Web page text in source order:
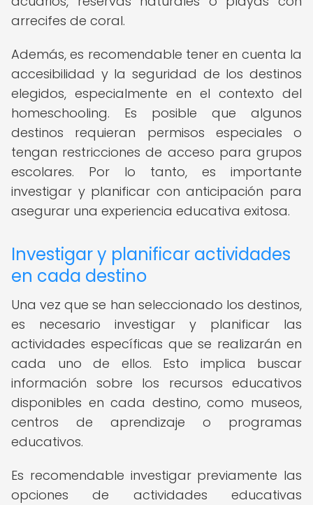
arrecifes de coral.
Además, es recomendable tener en cuenta la
accesibilidad y la seguridad de los destinos
elegidos, especialmente en el contexto del
homeschooling. Es posible que algunos
destinos requieran permisos especiales o
tengan restricciones de acceso para grupos
escolares. Por lo tanto, es importante
investigar y planificar con anticipación para
asegurar una experiencia educativa exitosa.
Investigar y planificar actividades
en cada destino
Una vez que se han seleccionado los destinos,
es necesario investigar y planificar las
actividades específicas que se realizarán en
cada uno de ellos. Esto implica buscar
información sobre los recursos educativos
disponibles en cada destino, como museos,
centros de aprendizaje o programas
educativos.
Es recomendable investigar previamente las
opciones de actividades educativas